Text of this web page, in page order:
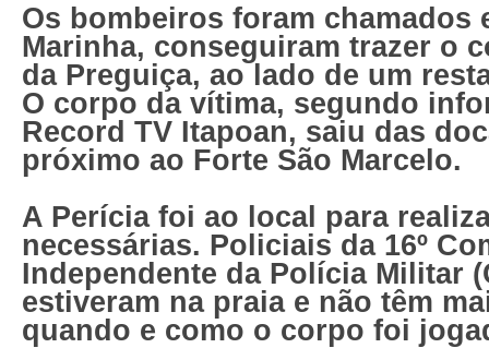
Os bombeiros foram chamados
Marinha, conseguiram trazer o
da Preguiça, ao lado de um
O corpo da vítima, segundo
Record TV Itapoan, saiu das
próximo ao Forte São Marcelo.
A Perícia foi ao local para
necessárias. Policiais da 16º
Independente da Polícia Militar
estiveram na praia e não têm
quando e como o corpo foi